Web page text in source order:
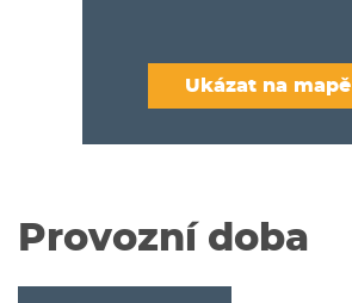
Ukázat na mapě
Provozní doba